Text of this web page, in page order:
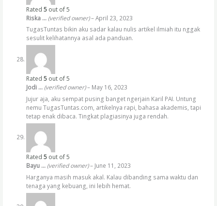
Rated 5out of 5
Riska … (verified owner) – April 23, 2023
TugasTuntas bikin aku sadar kalau nulis artikel ilmiah itu nggak
sesulit kelihatannya asal ada panduan.
Rated 5out of 5
Jodi … (verified owner) – May 16, 2023
Jujur aja, aku sempat pusing banget ngerjain Karil PAI. Untung
nemu TugasTuntas.com, artikelnya rapi, bahasa akademis, tapi
tetap enak dibaca. Tingkat plagiasinya juga rendah.
Rated 5out of 5
Bayu … (verified owner) – June 11, 2023
Harganya masih masuk akal. Kalau dibanding sama waktu dan
tenaga yang kebuang, ini lebih hemat.